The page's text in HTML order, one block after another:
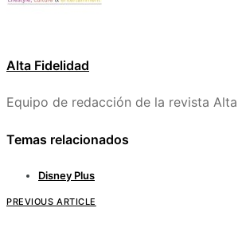
Alta Fidelidad
Equipo de redacción de la revista Alta
Temas relacionados
Disney Plus
PREVIOUS ARTICLE